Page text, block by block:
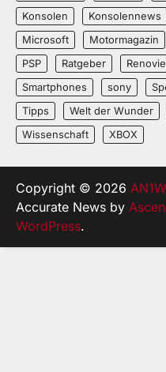
Konsolen
Konsolennews
Microsoft
Motormagazin
PSP
Ratgeber
Smartphones
sony
Tipps
Welt der Wunder
Wissenschaft
XBOX
Copyright © 2026
Accurate News by
WordPress.